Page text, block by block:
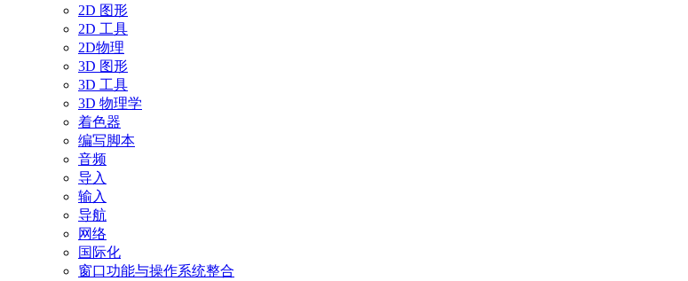
2D 图形
2D 工具
2D物理
3D 图形
3D 工具
3D 物理学
着色器
编写脚本
音频
导入
输入
导航
网络
国际化
窗口功能与操作系统整合